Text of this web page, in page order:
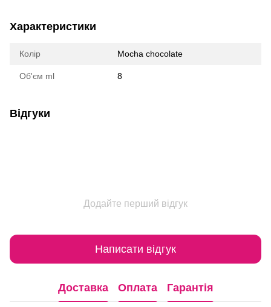
Характеристики
Колір Mocha chocolate
Об'єм ml 8
Відгуки
Додайте перший відгук
Написати відгук
Доставка Оплата Гарантія